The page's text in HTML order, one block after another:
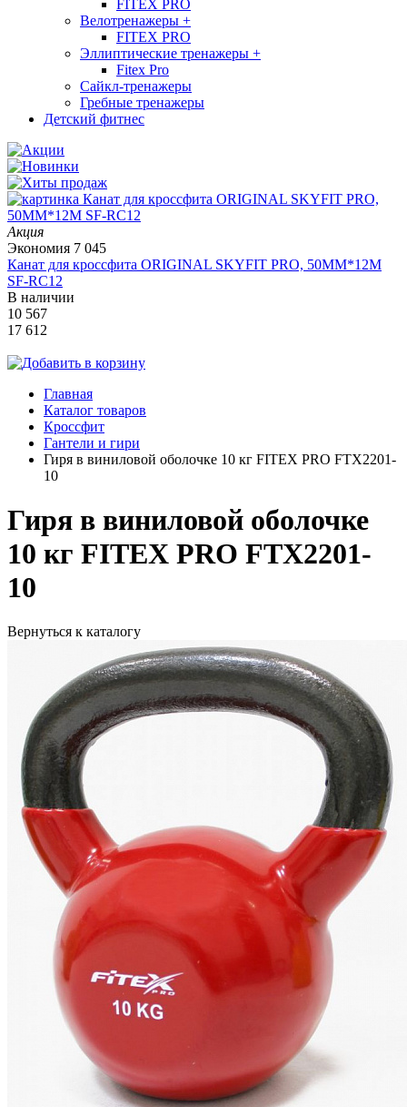
FITEX PRO
Велотренажеры +
FITEX PRO
Эллиптические тренажеры +
Fitex Pro
Сайкл-тренажеры
Гребные тренажеры
Детский фитнес
Акция
Экономия 7 045
Канат для кроссфита ORIGINAL SKYFIT PRO, 50MM*12M
SF-RС12
В наличии
10 567
17 612
Главная
Каталог товаров
Кроссфит
Гантели и гири
Гиря в виниловой оболочке 10 кг FITEX PRO FTX2201-
10
Гиря в виниловой оболочке
10 кг FITEX PRO FTX2201-
10
Вернуться к каталогу